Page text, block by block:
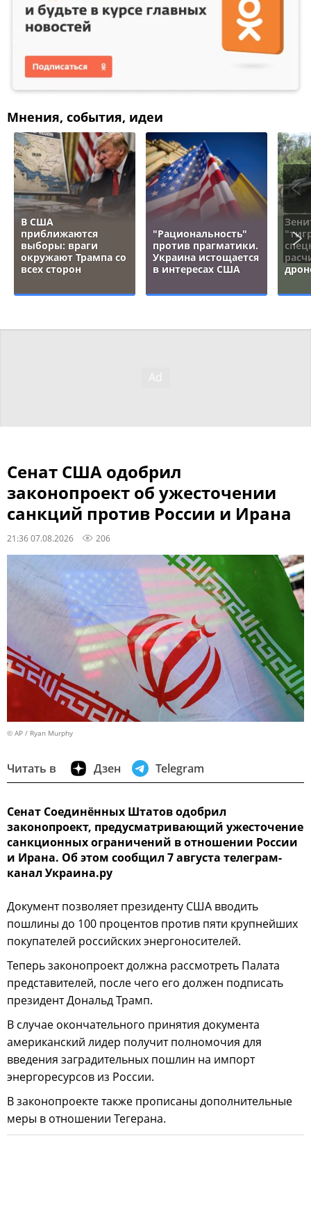
Мнения, события, идеи
В США
приближаются
выборы: враги
окружают Трампа со
всех сторон
"Рациональность"
против прагматики.
Украина истощается
в интересах США
Сенат США одобрил
законопроект об ужесточении
санкций против России и Ирана
21:36 07.08.2026 206
© AP / Ryan Murphy
Читать в Дзен Telegram
Сенат Соединённых Штатов одобрил
законопроект, предусматривающий ужесточение
санкционных ограничений в отношении России
и Ирана. Об этом сообщил 7 августа телеграм-
канал Украина.ру
Документ позволяет президенту США вводить
пошлины до 100 процентов против пяти крупнейших
покупателей российских энергоносителей.
Теперь законопроект должна рассмотреть Палата
представителей, после чего его должен подписать
президент Дональд Трамп.
В случае окончательного принятия документа
американский лидер получит полномочия для
введения заградительных пошлин на импорт
энергоресурсов из России.
В законопроекте также прописаны дополнительные
меры в отношении Тегерана.